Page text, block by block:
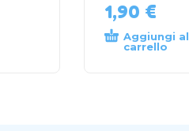
1,90 €
Aggiungi al
carrello